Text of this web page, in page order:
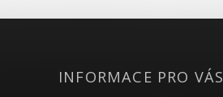
INFORMACE PRO VÁS